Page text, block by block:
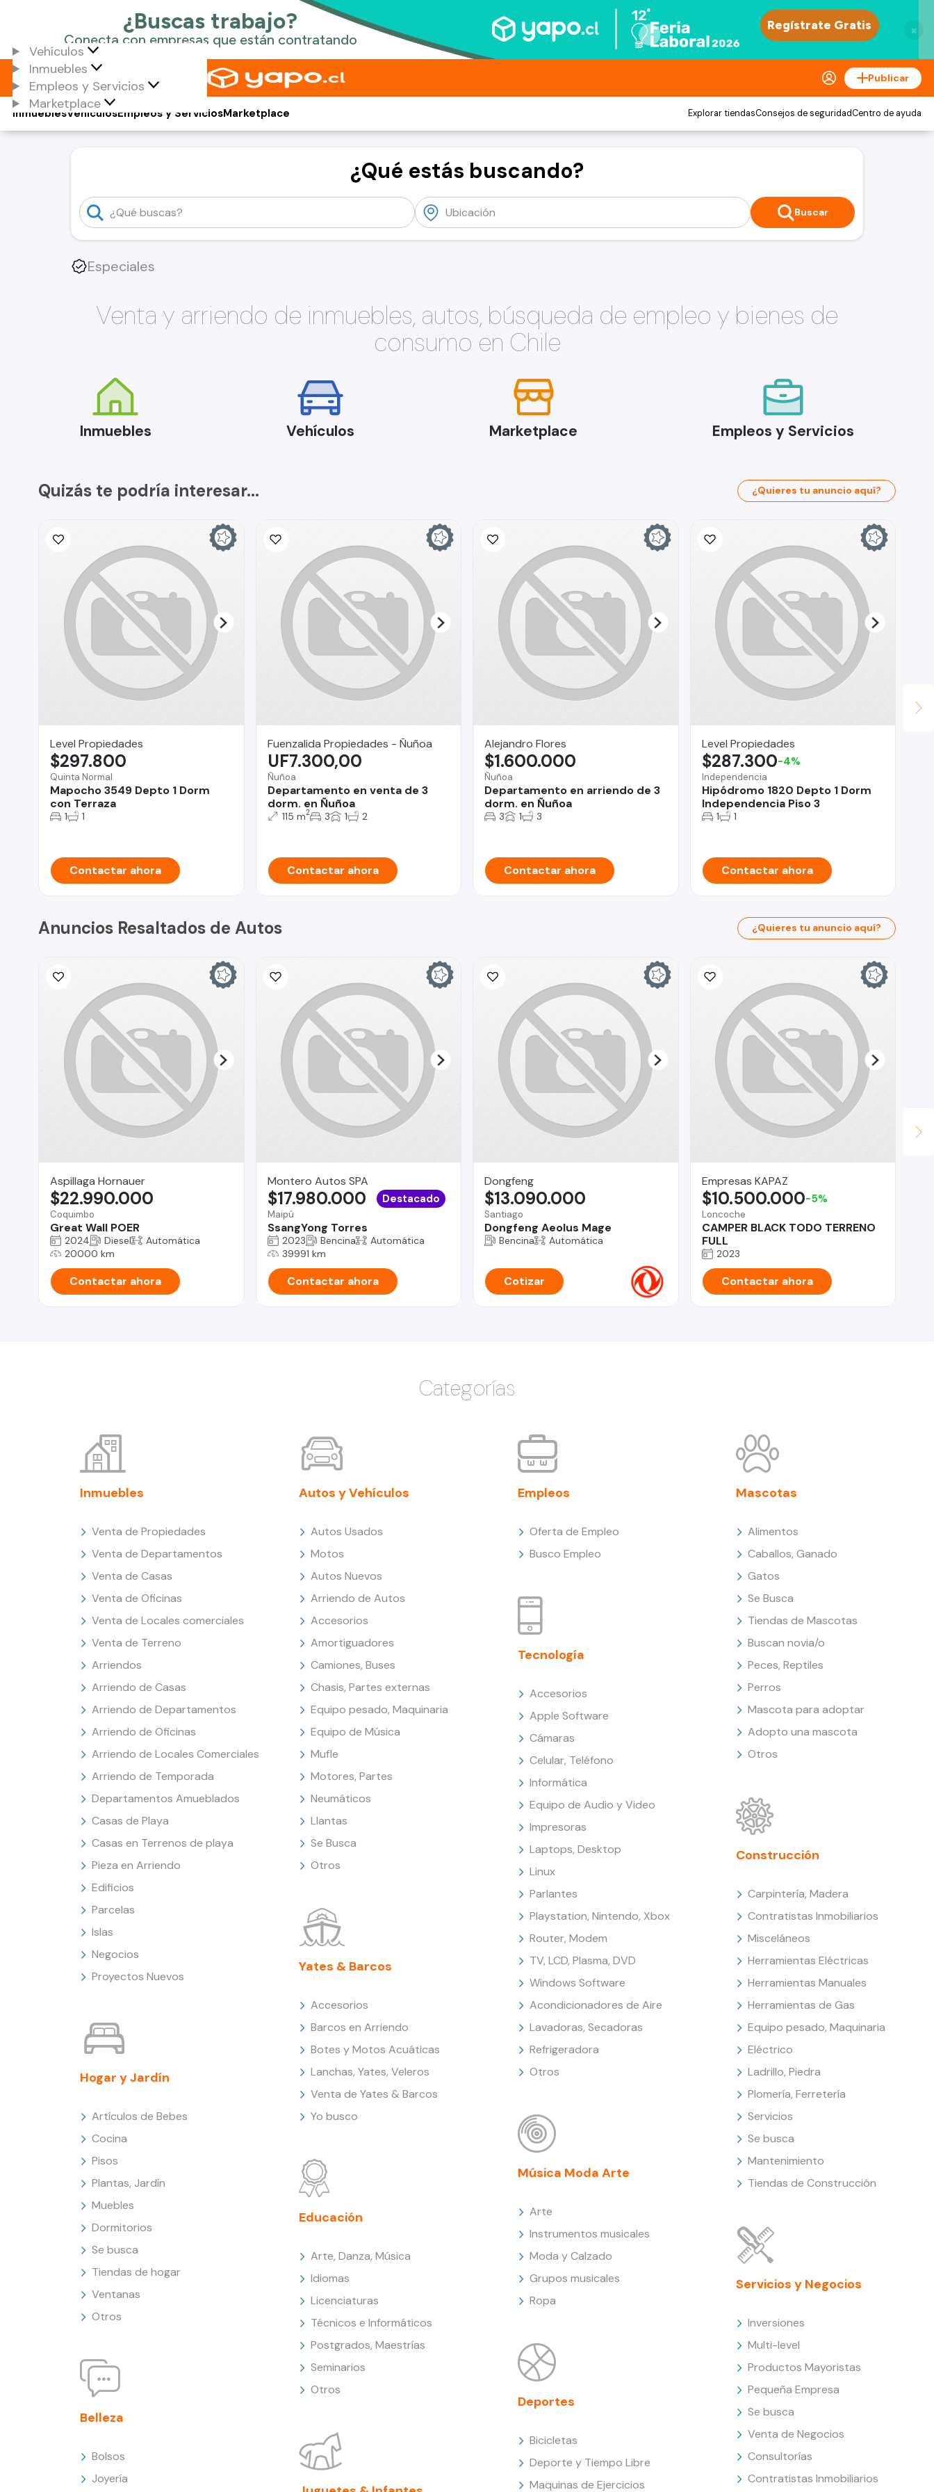
×
Vehículos
Inmuebles
Empleos y Servicios
Marketplace
Publicar
Vehículos
Inmuebles Empleos y ServiciosMarketplace Explorar tiendasConsejos de seguridadCentro de ayuda
¿Qué estás buscando?
Buscar
Especiales
Venta y arriendo de inmuebles, autos, búsqueda de empleo y bienes de
consumo en Chile
Inmuebles Vehículos Marketplace Empleos y Servicios
Quizás te podría interesar... ¿Quieres tu anuncio aquí?
Level Propiedades
Quinta Normal
Mapocho 3549 Depto 1 Dorm
con Terraza
$297.800
1 1
Contactar ahora
Fuenzalida Propiedades - Ñuñoa
Ñuñoa
Departamento en venta de 3
dorm. en Ñuñoa
UF7.300,00
115 m2 3 1 2
Contactar ahora
Alejandro Flores
Ñuñoa
Departamento en arriendo de 3
dorm. en Ñuñoa
$1.600.000
3 1 3
Contactar ahora
Level Propiedades
Independencia
Hipódromo 1820 Depto 1 Dorm
Independencia Piso 3
$287.300-4%
1 1
Contactar ahora
Anuncios Resaltados de Autos ¿Quieres tu anuncio aquí?
Aspillaga Hornauer
Coquimbo
Great Wall POER
$22.990.000
2024 Diesel
Automática
20000 km
Contactar ahora
Montero Autos SPA
Maipú
SsangYong Torres
$17.980.000 Destacado
2023 Bencina
Automática
39991 km
Contactar ahora
Dongfeng
Santiago
Dongfeng Aeolus Mage
$13.090.000
Bencina Automática
Cotizar
Empresas KAPAZ
Loncoche
CAMPER BLACK TODO TERRENO
FULL
$10.500.000-5%
2023
Contactar ahora
Categorías
Inmuebles
Venta de Propiedades
Venta de Departamentos
Venta de Casas
Venta de Oficinas
Venta de Locales comerciales
Venta de Terreno
Arriendos
Arriendo de Casas
Arriendo de Departamentos
Arriendo de Oficinas
Arriendo de Locales Comerciales
Arriendo de Temporada
Departamentos Amueblados
Casas de Playa
Casas en Terrenos de playa
Pieza en Arriendo
Edificios
Parcelas
Islas
Negocios
Proyectos Nuevos
Hogar y Jardín
Artículos de Bebes
Cocina
Pisos
Plantas, Jardín
Muebles
Dormitorios
Se busca
Tiendas de hogar
Ventanas
Otros
Belleza
Bolsos
Joyería
Autos y Vehículos
Autos Usados
Motos
Autos Nuevos
Arriendo de Autos
Accesorios
Amortiguadores
Camiones, Buses
Chasis, Partes externas
Equipo pesado, Maquinaria
Equipo de Música
Mufle
Motores, Partes
Neumáticos
Llantas
Se Busca
Otros
Yates & Barcos
Accesorios
Barcos en Arriendo
Botes y Motos Acuáticas
Lanchas, Yates, Veleros
Venta de Yates & Barcos
Yo busco
Educación
Arte, Danza, Música
Idiomas
Licenciaturas
Técnicos e Informáticos
Postgrados, Maestrías
Seminarios
Otros
Empleos
Oferta de Empleo
Busco Empleo
Tecnología
Accesorios
Apple Software
Cámaras
Celular, Teléfono
Informática
Equipo de Audio y Video
Impresoras
Laptops, Desktop
Linux
Parlantes
Playstation, Nintendo, Xbox
Router, Modem
TV, LCD, Plasma, DVD
Windows Software
Acondicionadores de Aire
Lavadoras, Secadoras
Refrigeradora
Otros
Música Moda Arte
Arte
Instrumentos musicales
Moda y Calzado
Grupos musicales
Ropa
Deportes
Bicicletas
Deporte y Tiempo Libre
Maquinas de Ejercicios
Mascotas
Alimentos
Caballos, Ganado
Gatos
Se Busca
Tiendas de Mascotas
Buscan novia/o
Peces, Reptiles
Perros
Mascota para adoptar
Adopto una mascota
Otros
Construcción
Carpintería, Madera
Contratistas Inmobiliarios
Misceláneos
Herramientas Eléctricas
Herramientas Manuales
Herramientas de Gas
Equipo pesado, Maquinaria
Eléctrico
Ladrillo, Piedra
Plomería, Ferretería
Servicios
Se busca
Mantenimiento
Tiendas de Construcción
Servicios y Negocios
Inversiones
Multi-level
Productos Mayoristas
Pequeña Empresa
Se busca
Venta de Negocios
Consultorías
Contratistas Inmobiliarios